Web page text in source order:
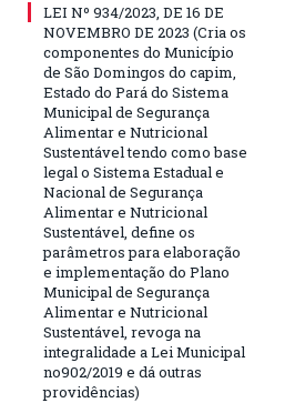
LEI Nº 934/2023, DE 16 DE
NOVEMBRO DE 2023 (Cria os
componentes do Município
de São Domingos do capim,
Estado do Pará do Sistema
Municipal de Segurança
Alimentar e Nutricional
Sustentável tendo como base
legal o Sistema Estadual e
Nacional de Segurança
Alimentar e Nutricional
Sustentável, define os
parâmetros para elaboração
e implementação do Plano
Municipal de Segurança
Alimentar e Nutricional
Sustentável, revoga na
integralidade a Lei Municipal
no902/2019 e dá outras
providências)